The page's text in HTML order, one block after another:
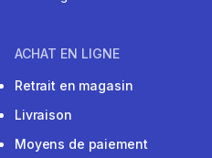
ACHAT EN LIGNE
Retrait en magasin
Livraison
Moyens de paiement